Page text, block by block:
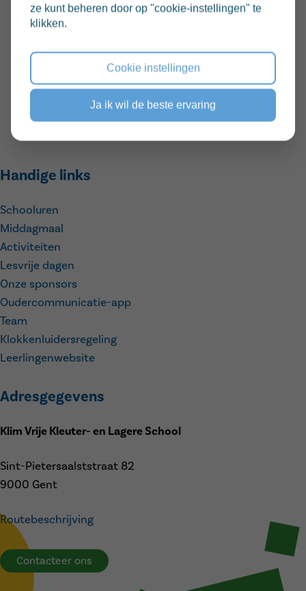
pannenkoekenverkoop!
nieuwe bomen planten in de klimhoek.
Daarnaast hebben de kinderen ook heel wat nieuw
speelgoed gekregen om naar hartenlust in de
Contacteer ons
Handige links
Schooluren
Middagmaal
Activiteiten
Lesvrije dagen
Onze sponsors
Oudercommunicatie-app
Team
Klokkenluidersregeling
Leerlingenwebsite
Adresgegevens
Klim Vrije Kleuter- en Lagere School
Sint-Pietersaalststraat 82
9000 Gent
Routebeschrijving
ze kunt beheren door op "cookie-instellingen" te
klikken.
Cookie instellingen
Ja ik wil de beste ervaring